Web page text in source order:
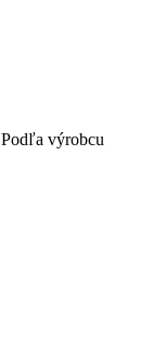
Podľa výrobcu